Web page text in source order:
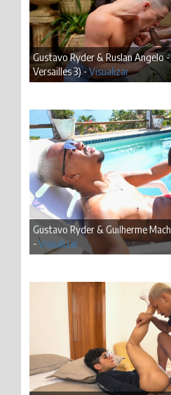
Gustavo Ryder & Ruslan Angelo
Versailles 3) -Visualizar
Gustavo Ryder & Guilherme
-Visualizar